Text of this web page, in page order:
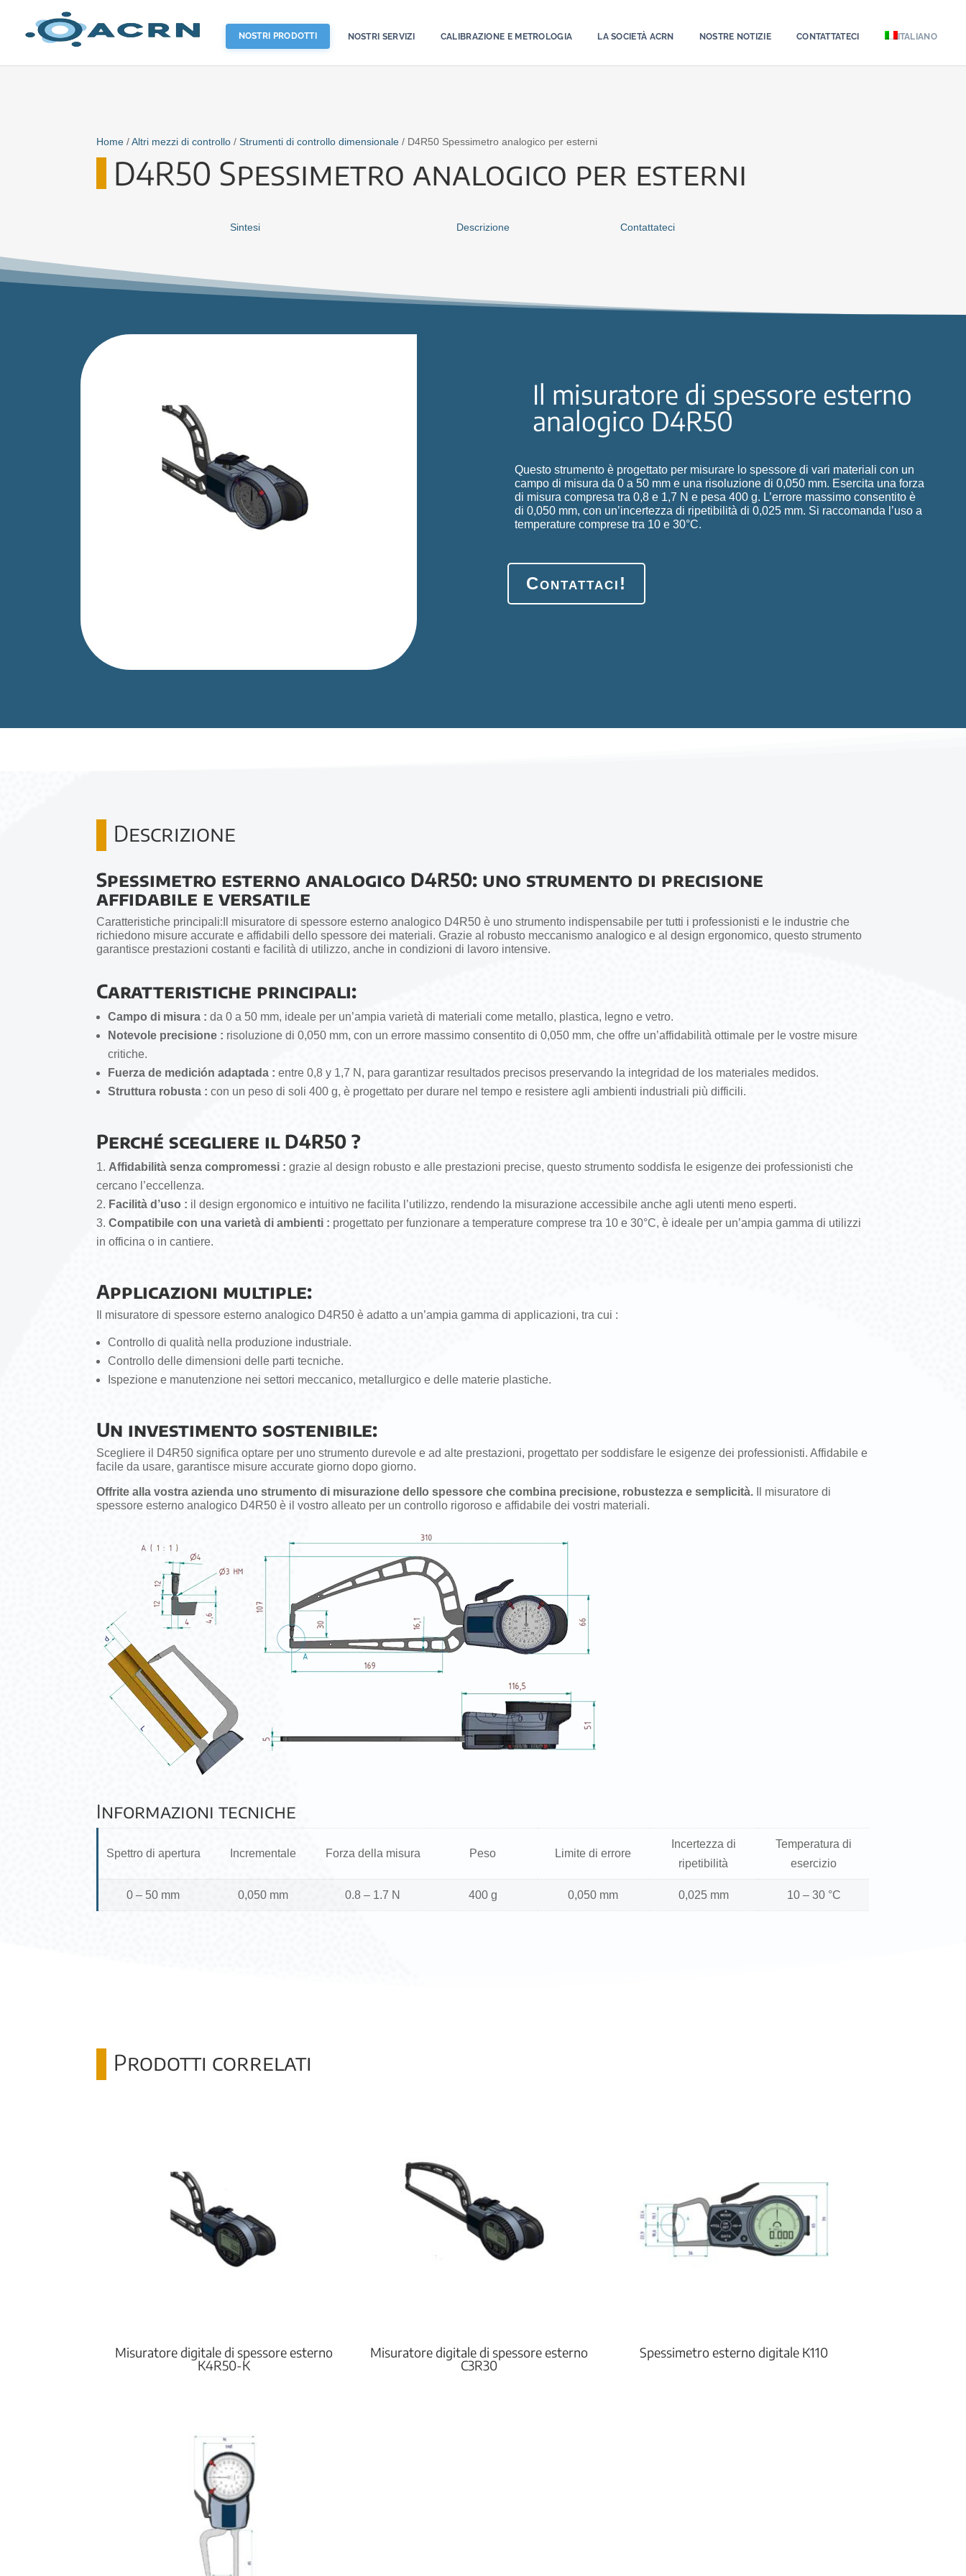
NOSTRI PRODOTTI NOSTRI SERVIZI CALIBRAZIONE E METROLOGIA LA SOCIETÀ ACRN NOSTRE NOTIZIE CONTATTATECI ITALIANO
Home /Altri mezzi di controllo /Strumenti di controllo dimensionale / D4R50 Spessimetro analogico per esterni
D4R50 Spessimetro analogico per esterni
Sintesi Descrizione Contattateci
Il misuratore di spessore esterno
analogico D4R50
Questo strumento è progettato per misurare lo spessore di vari materiali con un
campo di misura da 0 a 50 mm e una risoluzione di 0,050 mm. Esercita una forza
di misura compresa tra 0,8 e 1,7 N e pesa 400 g. L’errore massimo consentito è
di 0,050 mm, con un’incertezza di ripetibilità di 0,025 mm. Si raccomanda l’uso a
temperature comprese tra 10 e 30°C.
Contattaci!
Descrizione
Spessimetro esterno analogico D4R50: uno strumento di precisione
affidabile e versatile
Caratteristiche principali:Il misuratore di spessore esterno analogico D4R50 è uno strumento indispensabile per tutti i professionisti e le industrie che
richiedono misure accurate e affidabili dello spessore dei materiali. Grazie al robusto meccanismo analogico e al design ergonomico, questo strumento
garantisce prestazioni costanti e facilità di utilizzo, anche in condizioni di lavoro intensive.
Caratteristiche principali:
Campo di misura : da 0 a 50 mm, ideale per un’ampia varietà di materiali come metallo, plastica, legno e vetro.
Notevole precisione : risoluzione di 0,050 mm, con un errore massimo consentito di 0,050 mm, che offre un’affidabilità ottimale per le vostre misure
critiche.
Fuerza de medición adaptada : entre 0,8 y 1,7 N, para garantizar resultados precisos preservando la integridad de los materiales medidos.
Struttura robusta : con un peso di soli 400 g, è progettato per durare nel tempo e resistere agli ambienti industriali più difficili.
Perché scegliere il D4R50 ?
Affidabilità senza compromessi : grazie al design robusto e alle prestazioni precise, questo strumento soddisfa le esigenze dei professionisti che
cercano l’eccellenza.
Facilità d’uso : il design ergonomico e intuitivo ne facilita l’utilizzo, rendendo la misurazione accessibile anche agli utenti meno esperti.
Compatibile con una varietà di ambienti : progettato per funzionare a temperature comprese tra 10 e 30°C, è ideale per un’ampia gamma di utilizzi
in officina o in cantiere.
Applicazioni multiple:
Il misuratore di spessore esterno analogico D4R50 è adatto a un’ampia gamma di applicazioni, tra cui :
Controllo di qualità nella produzione industriale.
Controllo delle dimensioni delle parti tecniche.
Ispezione e manutenzione nei settori meccanico, metallurgico e delle materie plastiche.
Un investimento sostenibile:
Scegliere il D4R50 significa optare per uno strumento durevole e ad alte prestazioni, progettato per soddisfare le esigenze dei professionisti. Affidabile e
facile da usare, garantisce misure accurate giorno dopo giorno.
Offrite alla vostra azienda uno strumento di misurazione dello spessore che combina precisione, robustezza e semplicità. Il misuratore di
spessore esterno analogico D4R50 è il vostro alleato per un controllo rigoroso e affidabile dei vostri materiali.
Informazioni tecniche
Spettro di apertura Incrementale Forza della misura Peso Limite di errore
Incertezza di
ripetibilità
Temperatura di
esercizio
0 – 50 mm 0,050 mm 0.8 – 1.7 N 400 g 0,050 mm 0,025 mm 10 – 30 °C
Prodotti correlati
Misuratore digitale di spessore esterno
K4R50-K
Misuratore digitale di spessore esterno
C3R30
Spessimetro esterno digitale K110